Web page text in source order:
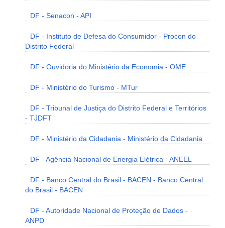
DF - Senacon - API
DF - Instituto de Defesa do Consumidor - Procon do
Distrito Federal
DF - Ouvidoria do Ministério da Economia - OME
DF - Ministério do Turismo - MTur
DF - Tribunal de Justiça do Distrito Federal e Territórios
- TJDFT
DF - Ministério da Cidadania - Ministério da Cidadania
DF - Agência Nacional de Energia Elétrica - ANEEL
DF - Banco Central do Brasil - BACEN - Banco Central
do Brasil - BACEN
DF - Autoridade Nacional de Proteção de Dados -
ANPD